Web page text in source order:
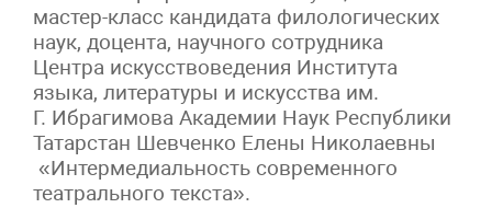
мастер-класс кандидата филологических
наук, доцента, научного сотрудника
Центра искусствоведения Института
языка, литературы и искусства им.
Г. Ибрагимова Академии Наук Республики
Татарстан Шевченко Елены Николаевны
«Интермедиальность современного
театрального текста».